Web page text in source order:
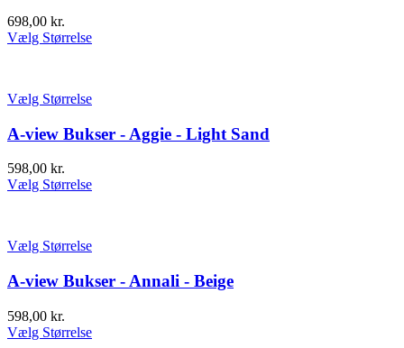
698,00 kr.
Vælg Størrelse
Vælg Størrelse
A-view Bukser - Aggie - Light Sand
598,00 kr.
Vælg Størrelse
Vælg Størrelse
A-view Bukser - Annali - Beige
598,00 kr.
Vælg Størrelse